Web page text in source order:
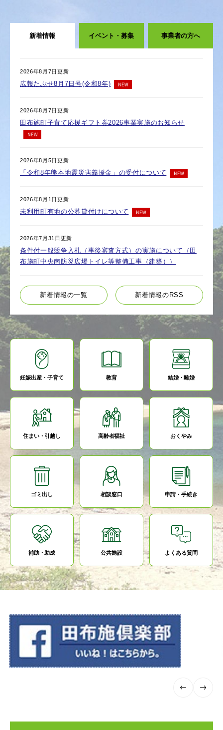
新着情報 イベント・募集 事業者の方へ
着
報
2026年8月7日更新
広報たぶせ8月7日号(令和8年)
2026年8月7日更新
田布施町子育て応援ギフト券2026事業実施のお知らせ
2026年8月5日更新
「令和8年熊本地震災害義援金」の受付について
2026年8月1日更新
未利用町有地の公募貸付けについて
2026年7月31日更新
条件付一般競争入札（事後審査方式）の実施について（田
布施町中央南防災広場トイレ等整備工事（建築））
新着情報の一覧 新着情報のRSS
妊娠出産・子育て 教育 結婚・離婚
住まい・引越し 高齢者福祉 おくやみ
ゴミ出し 相談窓口 申請・手続き
補助・助成 公共施設 よくある質問